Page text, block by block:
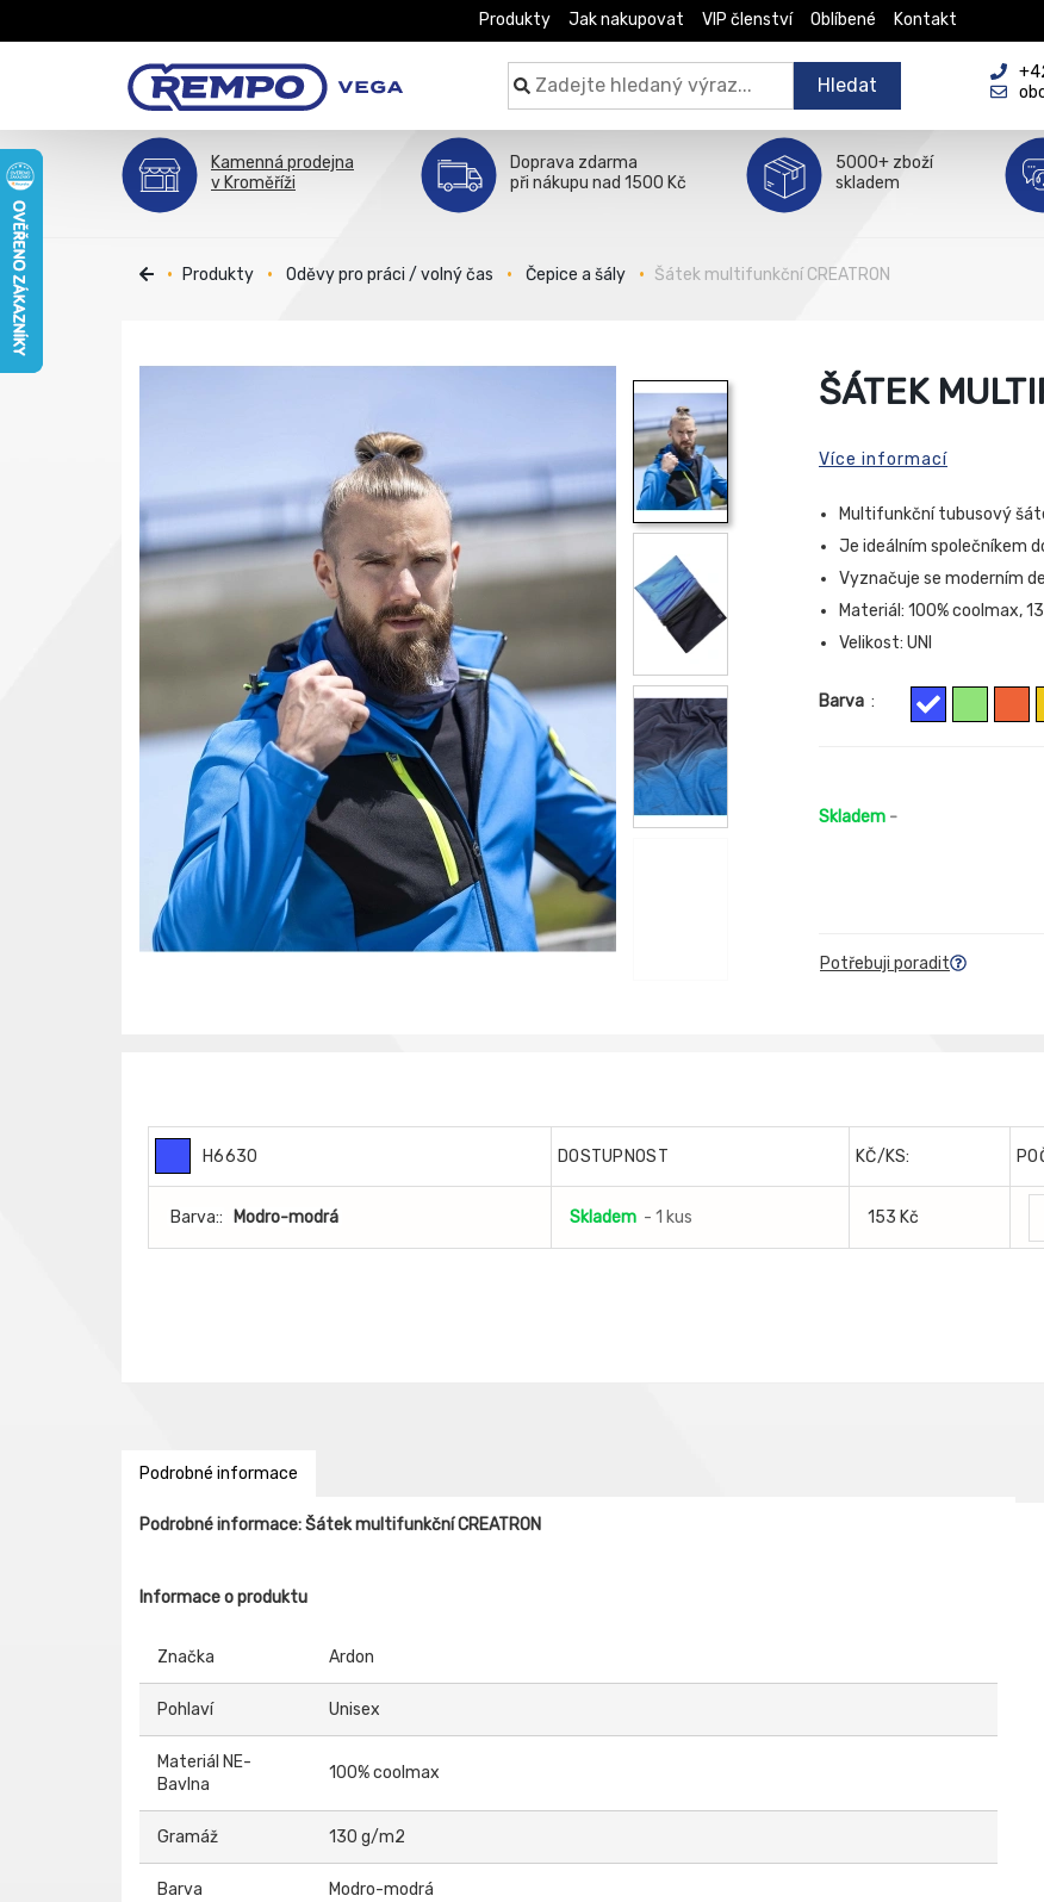
Produkty Jak nakupovat VIP členství Oblíbené Kontakt
Hledat
Kamenná prodejna
v Kroměříži
Doprava zdarma
při nákupu nad 1500 Kč
5000+ zboží
skladem
Produkty Oděvy pro práci / volný čas Čepice a šály Šátek multifunkční CREATRON
ŠÁTEK
Více informací
Multifunkční tubusový
Je ideálním společníkem
Vyznačuje se moderním
Materiál: 100% coolmax,
Velikost: UNI
Barva :
Skladem -
Potřebuji poradit
H6630 DOSTUPNOST KČ/KS:
Barva:: Modro-modrá Skladem - 1 kus 153 Kč
Podrobné informace
Podrobné informace: Šátek multifunkční CREATRON
Informace o produktu
Značka Ardon
Pohlaví Unisex
Materiál NE-
Bavlna
100% coolmax
Gramáž 130 g/m2
Barva Modro-modrá